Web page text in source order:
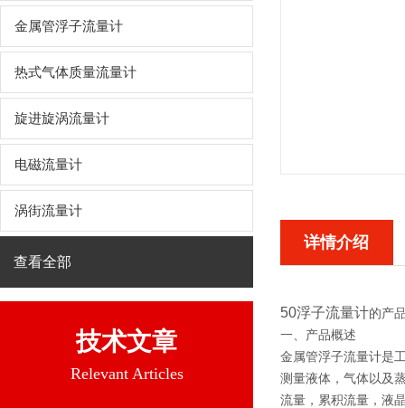
金属管浮子流量计
热式气体质量流量计
旋进旋涡流量计
电磁流量计
涡街流量计
查看全部
技术文章
Relevant Articles
详情介绍
50浮子流量计的产
一、产品概述
金属管浮子流量计是
测量液体，气体以及
流量，累积流量，液